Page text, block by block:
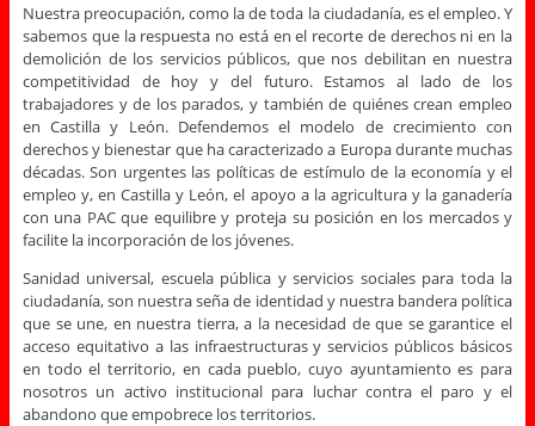
Nuestra preocupación, como la de toda la ciudadanía, es el empleo. Y
sabemos que la respuesta no está en el recorte de derechos ni en la
demolición de los servicios públicos, que nos debilitan en nuestra
competitividad de hoy y del futuro. Estamos al lado de los
trabajadores y de los parados, y también de quiénes crean empleo
en Castilla y León. Defendemos el modelo de crecimiento con
derechos y bienestar que ha caracterizado a Europa durante muchas
décadas. Son urgentes las políticas de estímulo de la economía y el
empleo y, en Castilla y León, el apoyo a la agricultura y la ganadería
con una PAC que equilibre y proteja su posición en los mercados y
facilite la incorporación de los jóvenes.
Sanidad universal, escuela pública y servicios sociales para toda la
ciudadanía, son nuestra seña de identidad y nuestra bandera política
que se une, en nuestra tierra, a la necesidad de que se garantice el
acceso equitativo a las infraestructuras y servicios públicos básicos
en todo el territorio, en cada pueblo, cuyo ayuntamiento es para
nosotros un activo institucional para luchar contra el paro y el
abandono que empobrece los territorios.